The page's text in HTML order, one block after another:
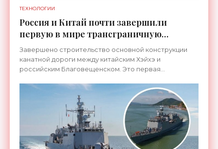
ТЕХНОЛОГИИ
Россия и Китай почти завершили
первую в мире трансграничную
канатную дорогу между двумя
странами - «Технологии»
Завершено строительство основной конструкции
канатной дороги между китайским Хэйхэ и
российским Благовещенском. Это первая
соединит не просто два города, а